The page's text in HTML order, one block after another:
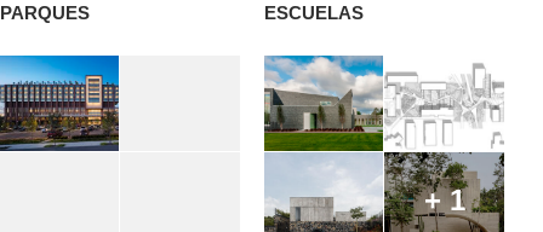
PARQUES ESCUELAS
+ 1